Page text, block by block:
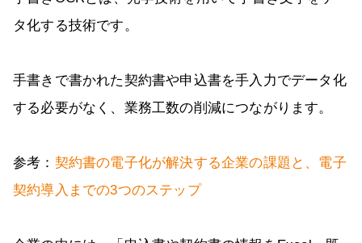
タ化する技術です。
手書きで書かれた契約書や申込書を手入力でデータ化
する必要がなく、業務工数の削減につながります。
参考： 契約書の電子化が解決する企業の課題と、電子
契約導入までの3つのステップ